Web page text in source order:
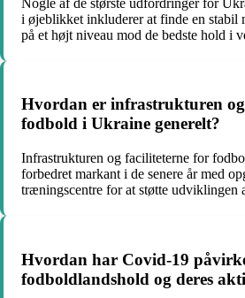
i øjeblikket inkluderer at finde en stabil
på et højt niveau mod de bedste hold i
Hvordan er infrastrukturen
fodbold i Ukraine generelt?
Infrastrukturen og faciliteterne for
forbedret markant i de senere år med
træningscentre for at støtte udviklingen
Hvordan har Covid-19
fodboldlandshold og deres